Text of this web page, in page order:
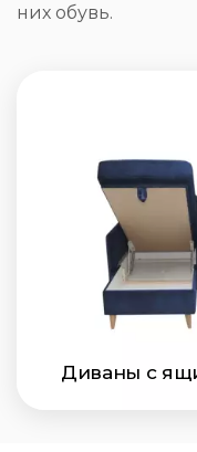
них обувь.
Диваны с